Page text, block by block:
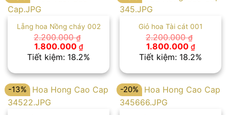
Lẵng hoa Nồng cháy 002
2.200.000₫
Giá
gốc
là:
1.800.000 ₫Giá
hiện
tại
1.800.000 ₫.
Tiết kiệm: 18.2%
Giỏ hoa Tài cát 001
2.200.000₫
Giá
gốc
là:
1.800.000 ₫Giá
hiện
tại
Tiết kiệm: 18.2%
-13% -20%